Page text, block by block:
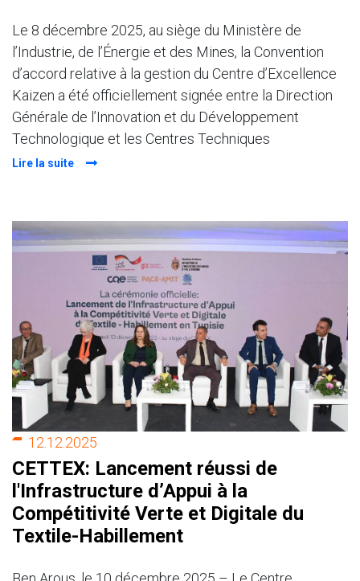
Le 8 décembre 2025, au siège du Ministère de
l’Industrie, de l’Énergie et des Mines, la Convention
d’accord relative à la gestion du Centre d’Excellence
Kaizen a été officiellement signée entre la Direction
Générale de l’Innovation et du Développement
Technologique et les Centres Techniques
Lire la suite
12.12.2025
CETTEX: Lancement réussi de
l'Infrastructure d’Appui à la
Compétitivité Verte et Digitale du
Textile-Habillement